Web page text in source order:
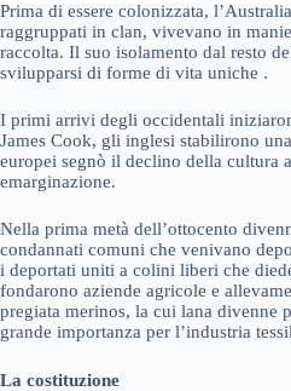
Prima di essere colonizzata,
raggruppati in clan, vivevano in
raccolta. Il suo isolamento dal resto
svilupparsi di forme di vita uniche .
I primi arrivi degli occidentali
James Cook, gli inglesi stabilirono
europei segnò il declino della cultura
emarginazione.
Nella prima metà dell’ottocento
condannati comuni che venivano
i deportati uniti a colini liberi che
fondarono aziende agricole e
pregiata merinos, la cui lana divenne
grande importanza per l’industria
La costituzione